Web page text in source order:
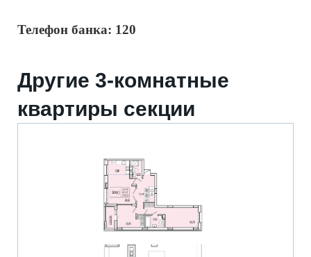
Телефон банка: 120
Другие 3-комнатные
квартиры секции